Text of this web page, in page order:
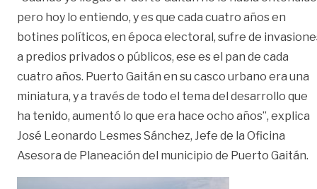
pero hoy lo entiendo, y es que cada cuatro años en
botines políticos, en época electoral, sufre de
a predios privados o públicos, ese es el pan de cada
cuatro años. Puerto Gaitán en su casco urbano era una
miniatura, y a través de todo el tema del desarrollo que
ha tenido, aumentó lo que era hace ocho años”, explica
José Leonardo Lesmes Sánchez, Jefe de la Oficina
Asesora de Planeación del municipio de Puerto Gaitán.